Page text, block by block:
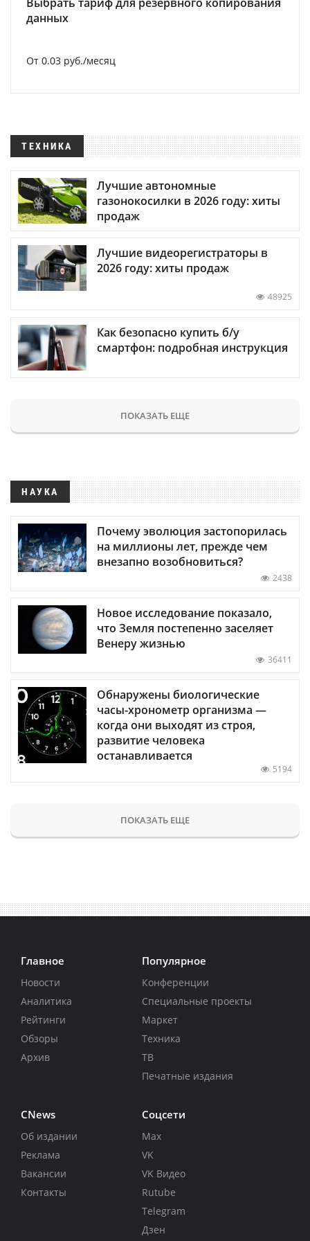
данных
От 0.03 руб./месяц
ТЕХНИКА
Лучшие автономные
газонокосилки в 2026 году: хиты
продаж
Лучшие видеорегистраторы в
2026 году: хиты продаж
48925
Как безопасно купить б/у
смартфон: подробная инструкция
ПОКАЗАТЬ ЕЩЕ
НАУКА
Почему эволюция застопорилась
на миллионы лет, прежде чем
внезапно возобновиться?
2438
Новое исследование показало,
что Земля постепенно заселяет
Венеру жизнью
36411
Обнаружены биологические
часы-хронометр организма —
когда они выходят из строя,
развитие человека
останавливается
5194
ПОКАЗАТЬ ЕЩЕ
Главное
Новости
Аналитика
Рейтинги
Обзоры
Архив
Популярное
Конференции
Специальные проекты
Маркет
Техника
ТВ
Печатные издания
CNews
Об издании
Реклама
Вакансии
Контакты
Соцсети
Max
VK
VK Видео
Rutube
Telegram
Дзен